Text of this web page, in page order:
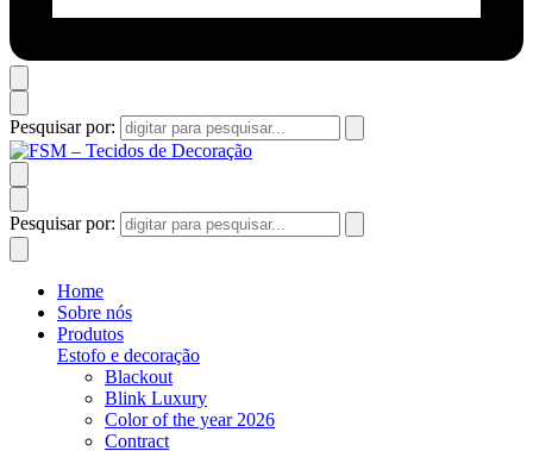
Pesquisar por:
Pesquisar por:
Home
Sobre nós
Produtos
Estofo e decoração
Blackout
Blink Luxury
Color of the year 2026
Contract